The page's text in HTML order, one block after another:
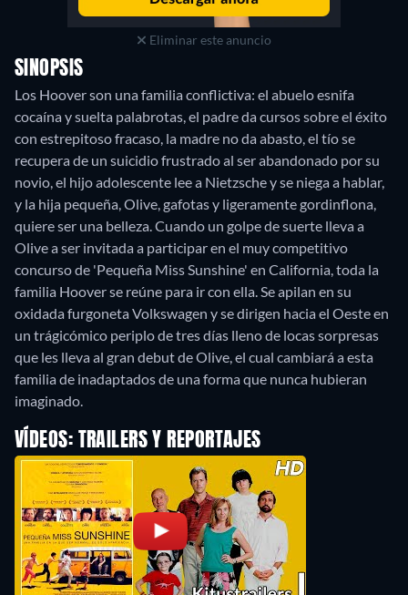
Eliminar este anuncio
SINOPSIS
Los Hoover son una familia conflictiva: el abuelo esnifa
cocaína y suelta palabrotas, el padre da cursos sobre el éxito
con estrepitoso fracaso, la madre no da abasto, el tío se
recupera de un suicidio frustrado al ser abandonado por su
novio, el hijo adolescente lee a Nietzsche y se niega a hablar,
y la hija pequeña, Olive, gafotas y ligeramente gordinflona,
quiere ser una belleza. Cuando un golpe de suerte lleva a
Olive a ser invitada a participar en el muy competitivo
concurso de 'Pequeña Miss Sunshine' en California, toda la
familia Hoover se reúne para ir con ella. Se apilan en su
oxidada furgoneta Volkswagen y se dirigen hacia el Oeste en
un trágicómico periplo de tres días lleno de locas sorpresas
que les lleva al gran debut de Olive, el cual cambiará a esta
familia de inadaptados de una forma que nunca hubieran
imaginado.
VÍDEOS: TRAILERS Y REPORTAJES